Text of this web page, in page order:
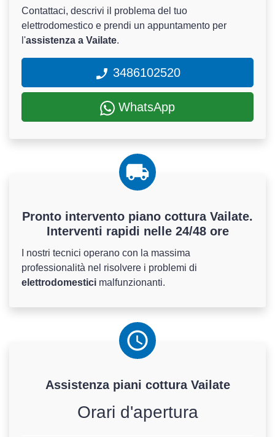
Contattaci, descrivi il problema del tuo
elettrodomestico e prendi un appuntamento per
l'assistenza a Vailate.
3486102520
WhatsApp
Pronto intervento piano cottura Vailate.
Interventi rapidi nelle 24/48 ore
I nostri tecnici operano con la massima
professionalità nel risolvere i problemi di
elettrodomestici malfunzionanti.
Assistenza piani cotturaVailate
Orari d'apertura